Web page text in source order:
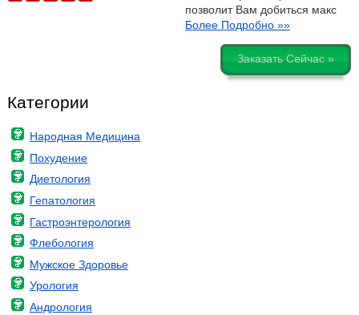
позволит Вам добиться макс
Более Подробно »»
Заказать Сейчас »
Категории
Народная Медицина
Похудение
Диетология
Гепатология
Гастроэнтерология
Флебология
Мужское Здоровье
Урология
Андрология